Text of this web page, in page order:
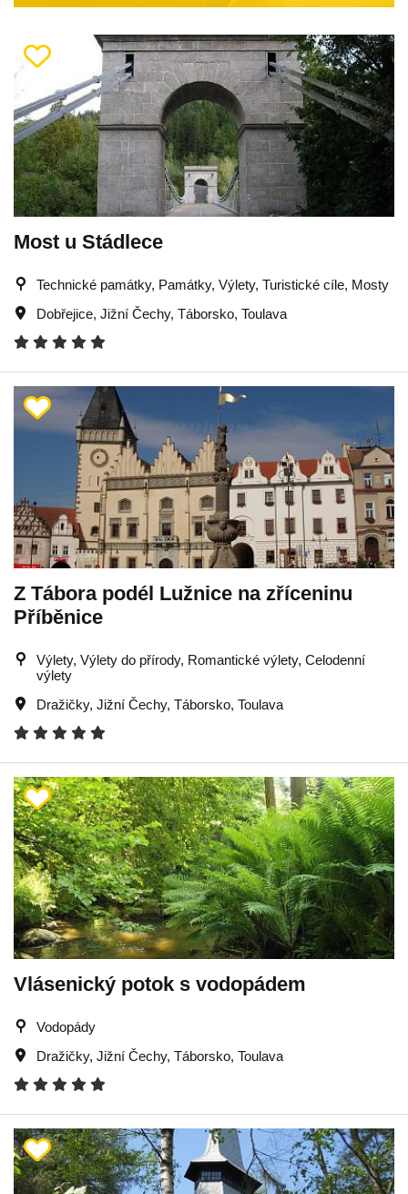
Most u Stádlece
Technické památky, Památky, Výlety, Turistické cíle, Mosty
Dobřejice, Jižní Čechy, Táborsko, Toulava
Z Tábora podél Lužnice na zříceninu
Příběnice
Výlety, Výlety do přírody, Romantické výlety, Celodenní
výlety
Dražičky, Jižní Čechy, Táborsko, Toulava
Vlásenický potok s vodopádem
Vodopády
Dražičky, Jižní Čechy, Táborsko, Toulava